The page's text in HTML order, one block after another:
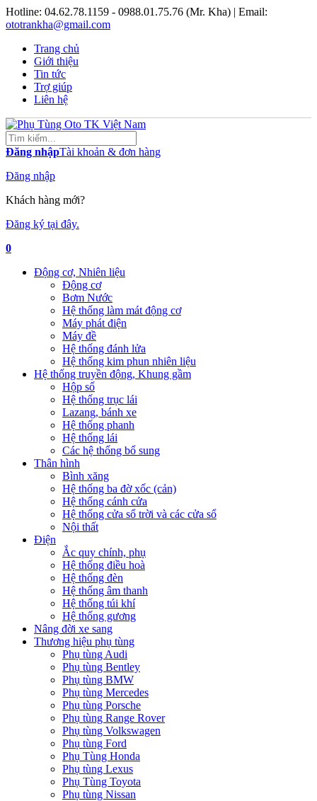
Hotline: 04.62.78.1159 - 0988.01.75.76 (Mr. Kha) | Email:
ototrankha@gmail.com
Trang chủ
Giới thiệu
Tin tức
Trợ giúp
Liên hệ
Đăng nhậpTài khoản & đơn hàng
Đăng nhập
Khách hàng mới?
Đăng ký tại đây.
0
Động cơ, Nhiên liệu
Động cơ
Bơm Nước
Hệ thống làm mát động cơ
Máy phát điện
Máy đề
Hệ thống đánh lửa
Hệ thống kim phun nhiên liệu
Hệ thống truyền động, Khung gầm
Hộp số
Hệ thống trục lái
Lazang, bánh xe
Hệ thống phanh
Hệ thống lái
Các hệ thống bổ sung
Thân hình
Bình xăng
Hệ thống ba đờ xốc (cản)
Hệ thống cánh cửa
Hệ thống cửa sổ trời và các cửa sổ
Nội thất
Điện
Ắc quy chính, phụ
Hệ thống điều hoà
Hệ thống đèn
Hệ thống âm thanh
Hệ thống túi khí
Hệ thống gương
Nâng đời xe sang
Thương hiệu phụ tùng
Phụ tùng Audi
Phụ tùng Bentley
Phụ tùng BMW
Phụ tùng Mercedes
Phụ tùng Porsche
Phụ tùng Range Rover
Phụ tùng Volkswagen
Phụ tùng Ford
Phụ Tùng Honda
Phụ tùng Lexus
Phụ Tùng Toyota
Phụ tùng Nissan